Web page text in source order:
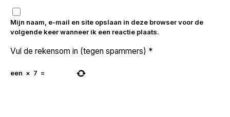
Mijn naam, e-mail en site opslaan in deze browser voor de
volgende keer wanneer ik een reactie plaats.
Vul de rekensom in (tegen spammers) *
een × 7 =